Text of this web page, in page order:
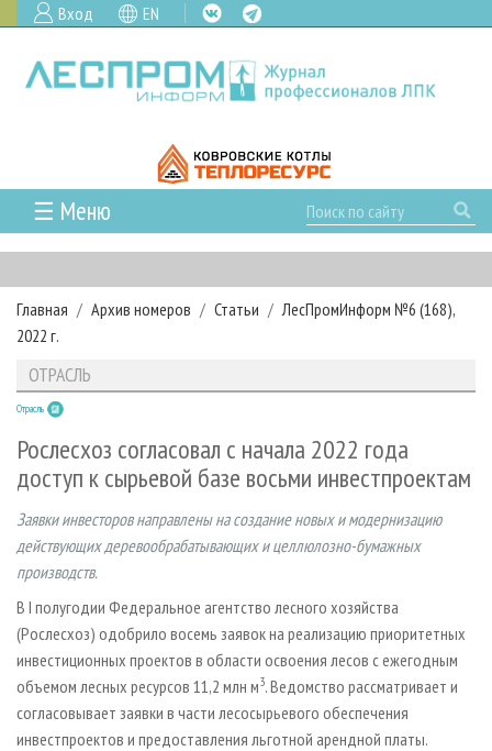
Вход EN
☰ Меню
ГЛАВНАЯ
РУБРИКИ И ТЕМЫ
РУБРИКИ ЖУРНАЛА
ЛЕСОЗАГОТОВКА
ДЕРЕВООБРАБОТКА
ПРОИЗВОДСТВО ДРЕВЕСНЫХ ПЛИТ
ДЕРЕВЯННОЕ ДОМОСТРОЕНИЕ
ПРОИЗВОДСТВО МЕБЕЛИ
БИОЭНЕРГЕТИКА
ЦБП
ИНСТРУМЕНТ И МАТЕРИАЛЫ
НОВОСТИ
НОВОСТИ ЛПК
НОВОСТИ КОМПАНИЙ
ПРОЕКТЫ ЛПИ
АНАЛИТИКА
ЛЕСНЫЕ РЕГИОНЫ РОССИИ
МОБИЛЬНЫЕ ВЫСТАВКИ
ОФИЦИАЛЬНЫЕ ДЕЛЕГАЦИИ
ПРИОРИТЕТНЫЕ ИНВЕСТПРОЕКТЫ
RUSSIAN FORESTRY REVIEW
ГАЗЕТА ЛЕСПРОМФОРУМ
АРХИВ
СТАТЬИ
О ЖУРНАЛЕ
ПОДПИСКА
КОНТАКТЫ
РЕКЛАМОДАТЕЛЯМ
РЕКЛАМА
РЕКЛАМА НА САЙТЕ
Главная Архив номеров Статьи
ЛесПромИнформ №6 (168),
2022 г.
ОТРАСЛЬ
Отрасль
Рослесхоз согласовал с начала 2022 года
доступ к сырьевой базе восьми инвестпроектам
Заявки инвесторов направлены на создание новых и модернизацию
действующих деревообрабатывающих и целлюлозно-бумажных
производств.
В I полугодии Федеральное агентство лесного хозяйства
(Рослесхоз) одобрило восемь заявок на реализацию приоритетных
инвестиционных проектов в области освоения лесов с ежегодным
объемом лесных ресурсов 11,2 млн м3. Ведомство рассматривает и
согласовывает заявки в части лесосырьевого обеспечения
инвестпроектов и предоставления льготной арендной платы.